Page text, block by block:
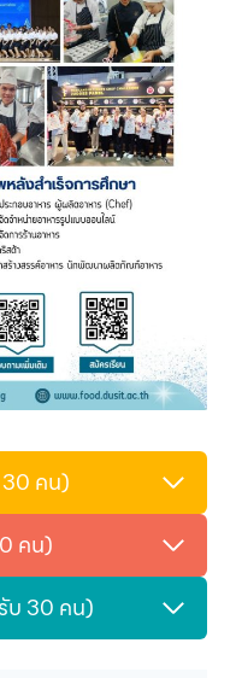
คน)
คน)
บ 30 คน)